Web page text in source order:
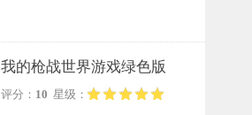
我的枪战世界游戏绿色版
评分： 10 星级：